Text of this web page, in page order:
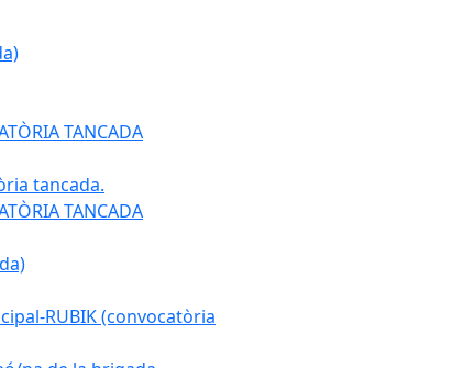
TANCADA
tancada.
TANCADA
RUBIK (convocatòria